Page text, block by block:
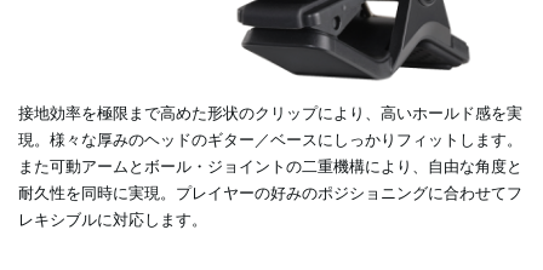
接地効率を極限まで高めた形状のクリップにより、高いホールド感を実
現。様々な厚みのヘッドのギター／ベースにしっかりフィットします。
また可動アームとボール・ジョイントの二重機構により、自由な角度と
耐久性を同時に実現。プレイヤーの好みのポジショニングに合わせてフ
レキシブルに対応します。